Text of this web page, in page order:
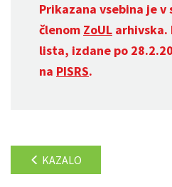
Prikazana vsebina je v
členom ZoUL arhivska.
lista, izdane po
na PISRS.
KAZALO